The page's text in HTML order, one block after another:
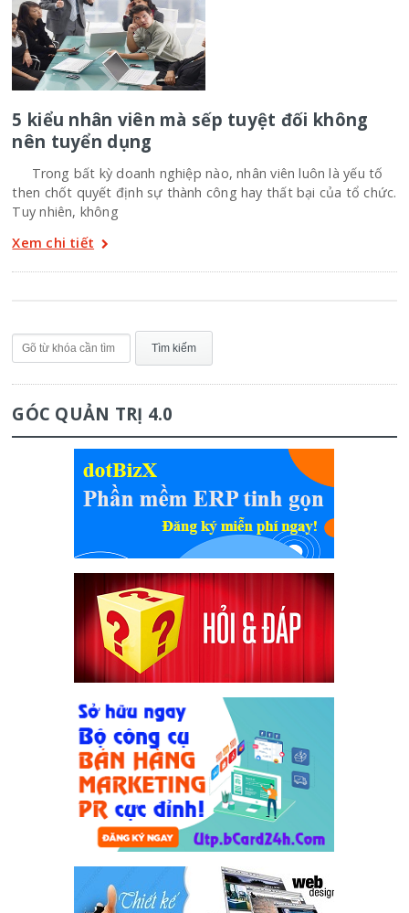
5 kiểu nhân viên mà sếp tuyệt đối không
nên tuyển dụng
Trong bất kỳ doanh nghiệp nào, nhân viên luôn là yếu tố
then chốt quyết định sự thành công hay thất bại của tổ chức.
Tuy nhiên, không
Xem chi tiết
GÓC QUẢN TRỊ 4.0